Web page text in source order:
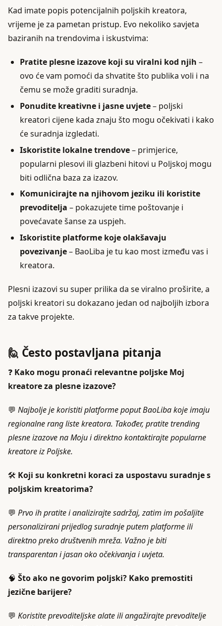
Kad imate popis potencijalnih poljskih kreatora,
vrijeme je za pametan pristup. Evo nekoliko savjeta
baziranih na trendovima i iskustvima:
Pratite plesne izazove koji su viralni kod njih –
ovo će vam pomoći da shvatite što publika voli i na
čemu se može graditi suradnja.
Ponudite kreativne i jasne uvjete– poljski
kreatori cijene kada znaju što mogu očekivati i kako
će suradnja izgledati.
Iskoristite lokalne trendove– primjerice,
popularni plesovi ili glazbeni hitovi u Poljskoj mogu
biti odlična baza za izazov.
Komunicirajte na njihovom jeziku ili koristite
prevoditelja – pokazujete time poštovanje i
povećavate šanse za uspjeh.
Iskoristite platforme koje olakšavaju
povezivanje– BaoLiba je tu kao most između vas i
kreatora.
Plesni izazovi su super prilika da se viralno proširite, a
poljski kreatori su dokazano jedan od najboljih izbora
za takve projekte.
🙋 Često postavljana pitanja
❓ Kako mogu pronaći relevantne poljske Moj
kreatore za plesne izazove?
💬 Najbolje je koristiti platforme poput BaoLiba koje imaju
regionalne rang liste kreatora. Također, pratite trending
plesne izazove na Moju i direktno kontaktirajte popularne
kreatore iz Poljske.
🛠️ Koji su konkretni koraci za uspostavu suradnje s
poljskim kreatorima?
💬 Prvo ih pratite i analizirajte sadržaj, zatim im pošaljite
personalizirani prijedlog suradnje putem platforme ili
direktno preko društvenih mreža. Važno je biti
transparentan i jasan oko očekivanja i uvjeta.
🧠 Što ako ne govorim poljski? Kako premostiti
jezične barijere?
💬 Koristite prevoditeljske alate ili angažirajte prevoditelje